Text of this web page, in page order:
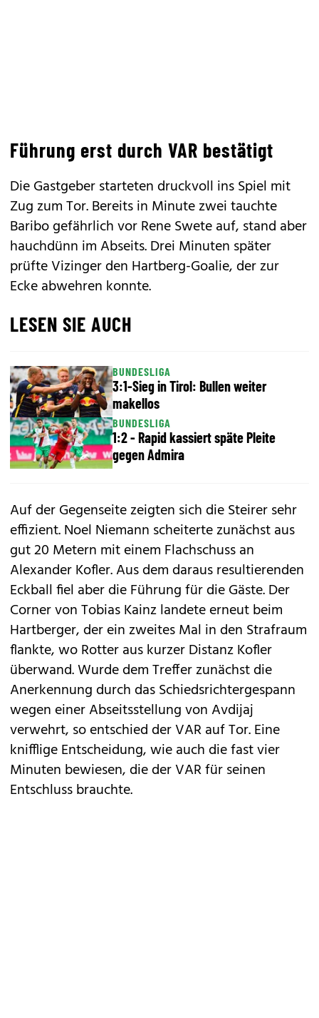
Führung erst durch VAR bestätigt
Die Gastgeber starteten druckvoll ins Spiel mit
Zug zum Tor. Bereits in Minute zwei tauchte
Baribo gefährlich vor Rene Swete auf, stand aber
hauchdünn im Abseits. Drei Minuten später
prüfte Vizinger den Hartberg-Goalie, der zur
Ecke abwehren konnte.
LESEN SIE AUCH
BUNDESLIGA
3:1-Sieg in Tirol: Bullen weiter
makellos
BUNDESLIGA
1:2 - Rapid kassiert späte Pleite
gegen Admira
Auf der Gegenseite zeigten sich die Steirer sehr
effizient. Noel Niemann scheiterte zunächst aus
gut 20 Metern mit einem Flachschuss an
Alexander Kofler. Aus dem daraus resultierenden
Eckball fiel aber die Führung für die Gäste. Der
Corner von Tobias Kainz landete erneut beim
Hartberger, der ein zweites Mal in den Strafraum
flankte, wo Rotter aus kurzer Distanz Kofler
überwand. Wurde dem Treffer zunächst die
Anerkennung durch das Schiedsrichtergespann
wegen einer Abseitsstellung von Avdijaj
verwehrt, so entschied der VAR auf Tor. Eine
knifflige Entscheidung, wie auch die fast vier
Minuten bewiesen, die der VAR für seinen
Entschluss brauchte.